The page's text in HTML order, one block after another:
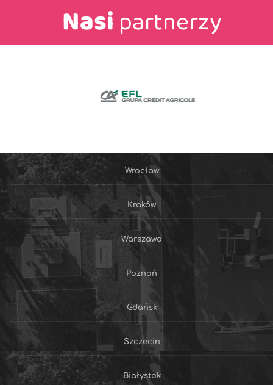
Nasipartnerzy
Wrocław
Kraków
Warszawa
Poznań
Gdańsk
Szczecin
Białystok